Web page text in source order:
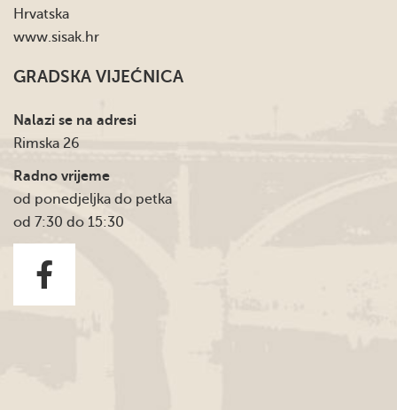
Hrvatska
www.sisak.hr
GRADSKA VIJEĆNICA
Nalazi se na adresi
Rimska 26
Radno vrijeme
od ponedjeljka do petka
od 7:30 do 15:30